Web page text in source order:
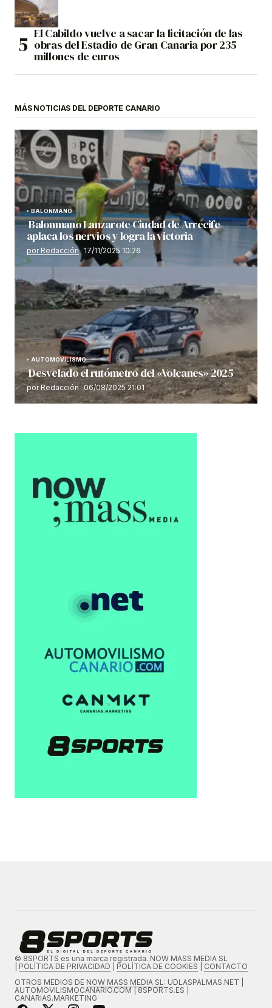
El Cabildo vuelve a sacar la licitación de las
obras del Estadio de Gran Canaria por 235
millones de euros
MÁS NOTICIAS DEL DEPORTE CANARIO
BALONMANO
Balonmano Lanzarote Ciudad de Arrecife
aplaca los nervios y logra la victoria
por Redacción 17/11/2025 10:26
AUTOMOVILISMO
Desvelado el rutómetro del «Volcanes» 2025
por Redacción 06/08/2025 21:01
© 8SPORTS es una marca registrada. NOW MASS MEDIA SL
POLÍTICA DE PRIVACIDAD POLÍTICA DE COOKIES
CONTACTO
OTROS MEDIOS DE NOW MASS MEDIA SL: UDLASPALMAS.NET |
AUTOMOVILISMOCANARIO.COM | 8SPORTS.ES |
CANARIAS.MARKETING